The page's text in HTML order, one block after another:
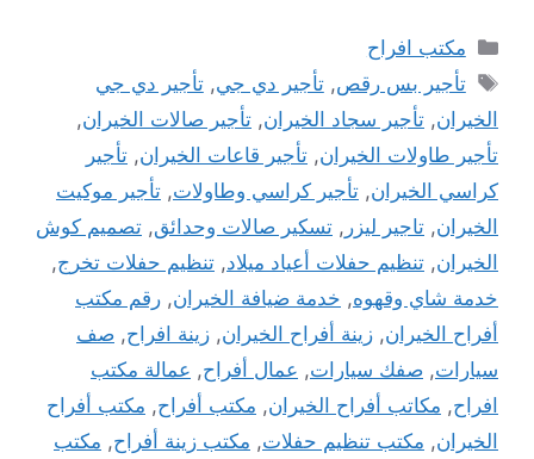
التصنيفات
مكتب افراح
الوسوم
تأجير بس رقص,تأجير دي جي,تأجير دي جي
الخيران, تأجير سجاد الخيران, تأجير صالات الخيران,
تأجير طاولات الخيران, تأجير قاعات الخيران, تأجير
كراسي الخيران, تأجير كراسي وطاولات, تأجير موكيت
الخيران, تاجير ليزر , تسكير صالات وحدائق, تصميم كوش
الخيران, تنظيم حفلات أعياد ميلاد, تنظيم حفلات تخرج,
خدمة شاي وقهوه, خدمة ضيافة الخيران, رقم مكتب
أفراح الخيران, زينة أفراح الخيران, زينة افراح, صف
سيارات, صفك سيارات, عمال أفراح, عمالة مكتب
افراح, مكاتب أفراح الخيران, مكتب أفراح, مكتب أفراح
الخيران, مكتب تنظيم حفلات, مكتب زينة أفراح, مكتب